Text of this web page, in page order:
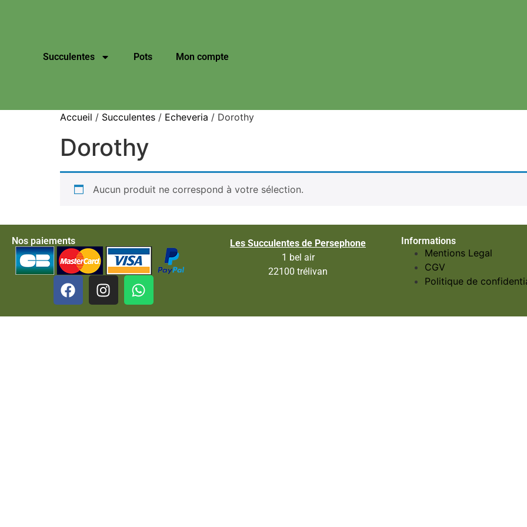
Succulentes Pots Mon compte
Accueil / Succulentes / Echeveria / Dorothy
Dorothy
Aucun produit ne correspond à votre sélection.
Nos paiements
Les Succulentes de Persephone
1 bel air
22100 trélivan
Informations
Mentions Legal
CGV
Politique de